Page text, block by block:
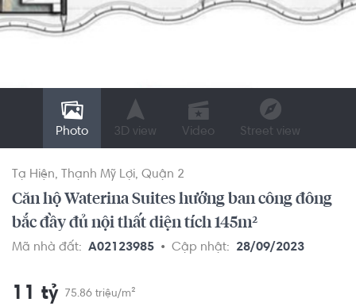
Photo 3D view Video Street view
Tạ Hiện Thạnh Mỹ Lợi Quận 2
Căn hộ Waterina Suites hướng ban công đông
bắc đầy đủ nội thất diện tích 145m²
Mã nhà đất: A02123985 Cập nhật: 28/09/2023
11 tỷ 75.86 triệu/m²